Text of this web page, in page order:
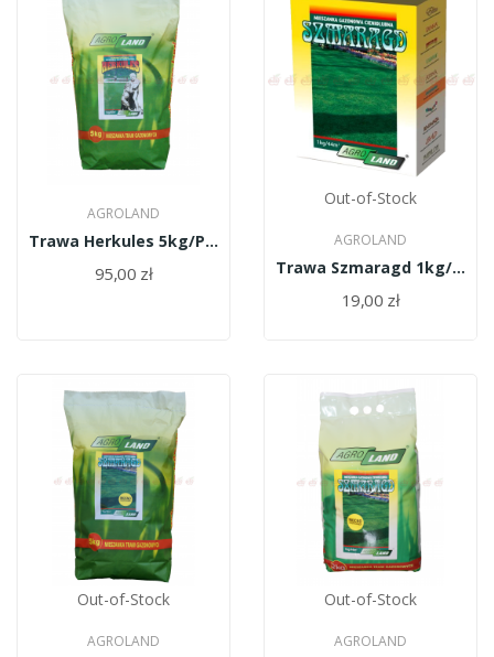
AGROLAND
Trawa Herkules 5kg/PL010/61/11334/30/A
95,00 zł
Out-of-Stock
AGROLAND
Trawa Szmaragd 1kg/PL010/61/11334/30/A
19,00 zł
Out-of-Stock
AGROLAND
Out-of-Stock
AGROLAND